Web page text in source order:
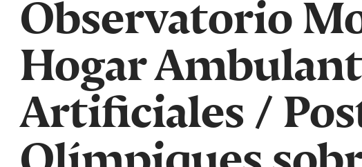
Observatorio
Hogar
Artificiales /